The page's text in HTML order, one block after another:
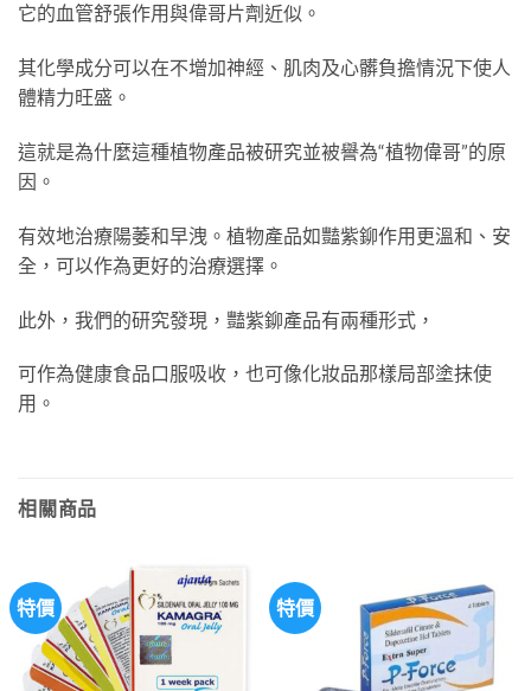
它的血管舒張作用與偉哥片劑近似。
其化學成分可以在不增加神經、肌肉及心髒負擔情況下使人
體精力旺盛。
這就是為什麼這種植物產品被研究並被譽為“植物偉哥”的原
因。
有效地治療陽萎和早洩。植物產品如豔紫鉚作用更溫和、安
全，可以作為更好的治療選擇。
此外，我們的研究發現，豔紫鉚產品有兩種形式，
可作為健康食品口服吸收，也可像化妝品那樣局部塗抹使
用。
相關商品
特價 特價